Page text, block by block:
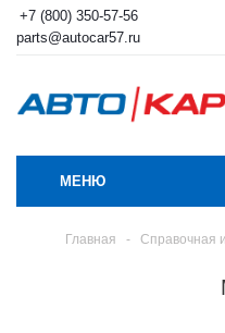
+7 (800) 350-57-56
parts@autocar57.ru
МЕНЮ
Главная - Справочная